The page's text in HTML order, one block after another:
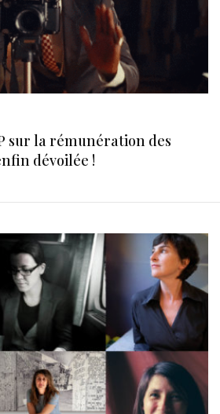
sur la rémunération des
dévoilée !